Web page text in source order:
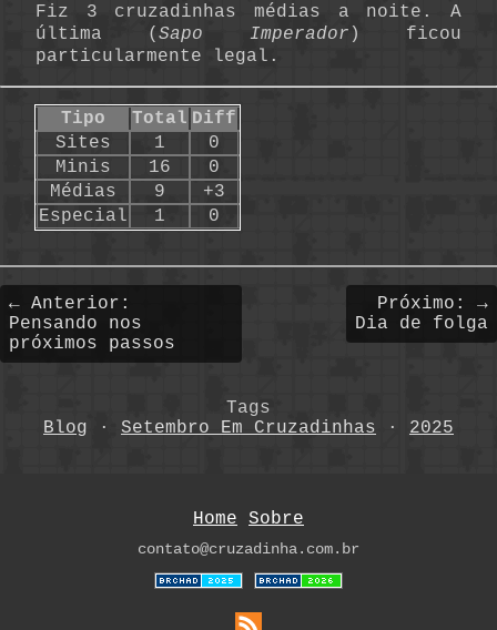
Fiz 3 cruzadinhas médias a noite. A
última (Sapo Imperador ) ficou
particularmente legal.
Tipo Total Diff
Sites
1
0
Minis
16
0
Médias
9
+3
Especial
1 0
← Anterior:
Pensando nos
próximos passos
Próximo: →
Dia de folga
Tags
Blog · Setembro Em Cruzadinhas · 2025
Home Sobre
contato@cruzadinha.com.br